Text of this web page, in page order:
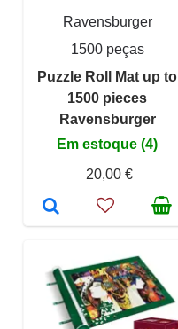
Ravensburger
1500 peças
Puzzle Roll Mat up to
1500 pieces
Ravensburger
Em estoque (4)
20,00 €